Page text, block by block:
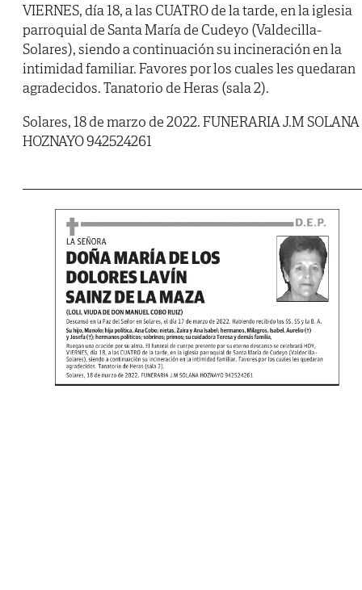
VIERNES, día 18, a las CUATRO de la tarde, en la iglesia
parroquial de Santa María de Cudeyo (Valdecilla-
Solares), siendo a continuación su incineración en la
intimidad familiar. Favores por los cuales les quedaran
agradecidos. Tanatorio de Heras (sala 2).
Solares, 18 de marzo de 2022. FUNERARIA J.M SOLANA
HOZNAYO 942524261